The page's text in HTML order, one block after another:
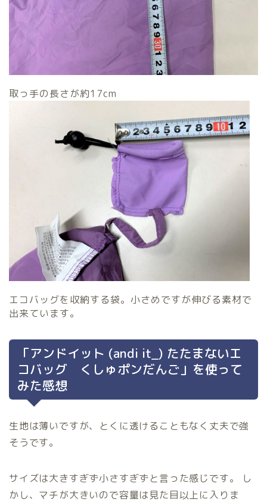
取っ手の長さが約17cm
エコバッグを収納する袋。小さめですが伸びる素材で
出来ています。
「アンドイット (andi it_) たたまないエ
コバッグ くしゅポンだんご」を使って
みた感想
生地は薄いですが、とくに透けることもなく丈夫で強
そうです。
サイズは大きすぎず小さすぎずと言った感じです。 し
かし、マチが大きいので容量は見た目以上に入りま